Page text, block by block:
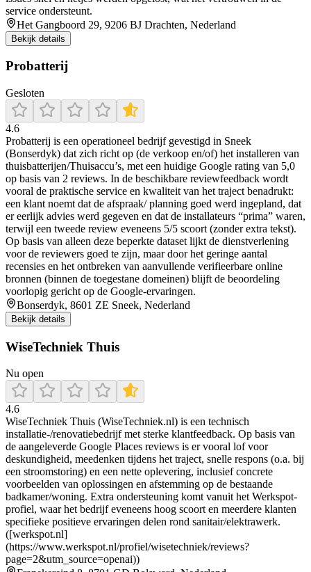
service ondersteunt.
Het Gangboord 29, 9206 BJ Drachten, Nederland
Bekijk details
Probatterij
Gesloten
4.6
Probatterij is een operationeel bedrijf gevestigd in Sneek
(Bonserdyk) dat zich richt op (de verkoop en/of) het installeren van
thuisbatterijen/Thuisaccu’s, met een huidige Google rating van 5,0
op basis van 2 reviews. In de beschikbare reviewfeedback wordt
vooral de praktische service en kwaliteit van het traject benadrukt:
een klant noemt dat de afspraak/ planning goed werd ingepland, dat
er eerlijk advies werd gegeven en dat de installateurs “prima” waren,
terwijl een tweede review eveneens 5/5 scoort (zonder extra tekst).
Op basis van alleen deze beperkte dataset lijkt de dienstverlening
voor de reviewers goed te zijn, maar door het geringe aantal
recensies en het ontbreken van aanvullende verifieerbare online
bronnen (binnen de toegestane domeinen) blijft de beoordeling
voorlopig gericht op de Google-ervaringen.
Bonserdyk, 8601 ZE Sneek, Nederland
Bekijk details
WiseTechniek Thuis
Nu open
4.6
WiseTechniek Thuis (WiseTechniek.nl) is een technisch
installatie-/renovatiebedrijf met sterke klantfeedback. Op basis van
de aangeleverde Google Places reviews is er vooral lof voor
deskundigheid, meedenken tijdens het traject, snelle respons (o.a. bij
een stroomstoring) en een nette oplevering, inclusief concrete
voorbeelden van oplossingen en afstemming op de bestaande
badkamer/woning. Extra ondersteuning komt vanuit het Werkspot-
profiel, waar het bedrijf eveneens hoog scoort en meerdere klanten
specifieke positieve ervaringen delen rond sanitair/elektrawerk.
([werkspot.nl]
(https://www.werkspot.nl/profiel/wisetechniek/reviews?
page=2&utm_source=openai))